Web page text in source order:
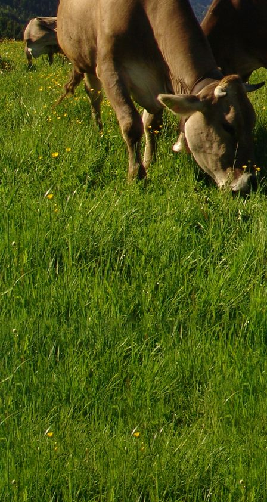
Sitzmöglichkeiten